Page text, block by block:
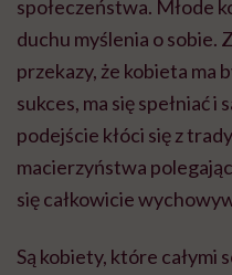
społeczeństwa. Młode
duchu myślenia o sobie.
przekazy, że kobieta ma
sukces, ma się spełniać
podejście kłóci się z
macierzyństwa
się całkowicie
Są kobiety, które całymi